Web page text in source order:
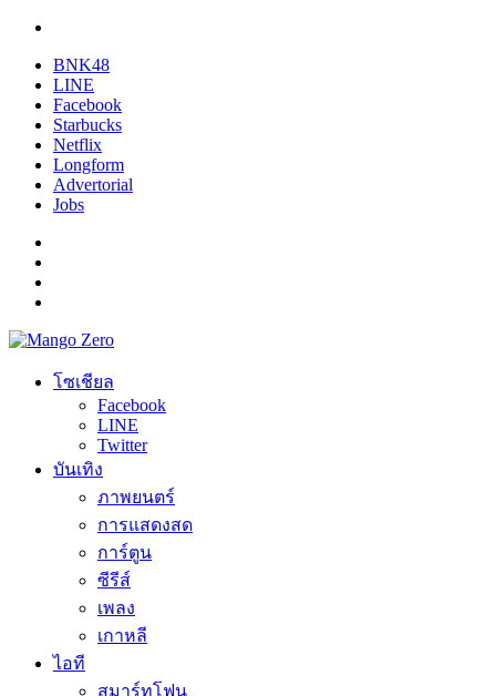
BNK48
LINE
Facebook
Starbucks
Netflix
Longform
Advertorial
Jobs
โซเชียล
Facebook
LINE
Twitter
บันเทิง
ภาพยนตร์
การแสดงสด
การ์ตูน
ซีรีส์
เพลง
เกาหลี
ไอที
สมาร์ทโฟน